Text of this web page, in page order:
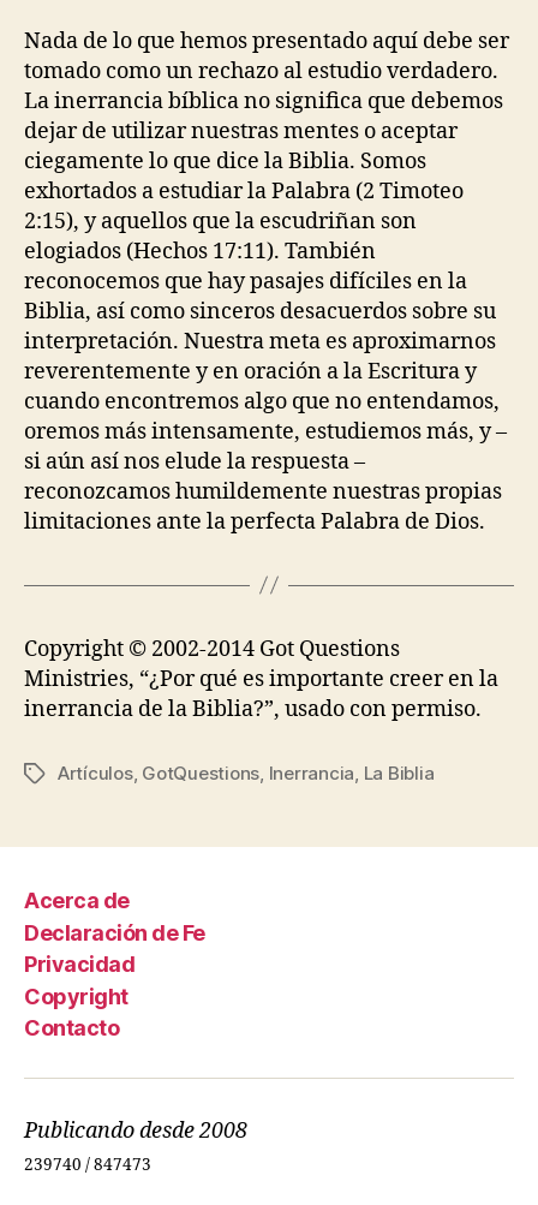
Nada de lo que hemos presentado aquí debe ser
tomado como un rechazo al estudio verdadero.
La inerrancia bíblica no significa que debemos
dejar de utilizar nuestras mentes o aceptar
ciegamente lo que dice la Biblia. Somos
exhortados a estudiar la Palabra (2 Timoteo
2:15), y aquellos que la escudriñan son
elogiados (Hechos 17:11). También
reconocemos que hay pasajes difíciles en la
Biblia, así como sinceros desacuerdos sobre su
interpretación. Nuestra meta es aproximarnos
reverentemente y en oración a la Escritura y
cuando encontremos algo que no entendamos,
oremos más intensamente, estudiemos más, y –
si aún así nos elude la respuesta –
reconozcamos humildemente nuestras propias
limitaciones ante la perfecta Palabra de Dios.
Copyright © 2002-2014 Got Questions
Ministries, “¿Por qué es importante creer en la
inerrancia de la Biblia?”, usado con permiso.
Etiquetas
Artículos, GotQuestions, Inerrancia, La Biblia
Acerca de
Declaración de Fe
Privacidad
Copyright
Contacto
Publicando desde 2008
239740 / 847473